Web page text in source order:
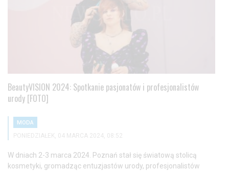
BeautyVISION 2024: Spotkanie pasjonatów i profesjonalistów
urody [FOTO]
MODA
PONIEDZIAŁEK, 04 MARCA 2024, 08:52
W dniach 2-3 marca 2024. Poznań stał się światową stolicą
kosmetyki, gromadząc entuzjastów urody, profesjonalistów